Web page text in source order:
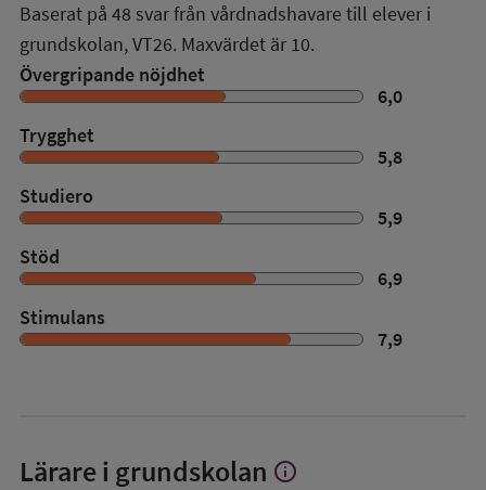
Baserat på 48 svar från vårdnadshavare till elever i
grundskolan,VT26. Maxvärdet är 10.
Övergripande nöjdhet
6,0
Trygghet
5,8
Studiero
5,9
Stöd
6,9
Stimulans
7,9
Lärare i grundskolan Visa
info